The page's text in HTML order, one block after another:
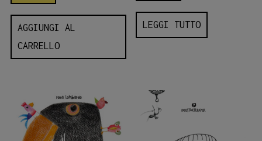
AGGIUNGI AL
CARRELLO
LEGGI TUTTO